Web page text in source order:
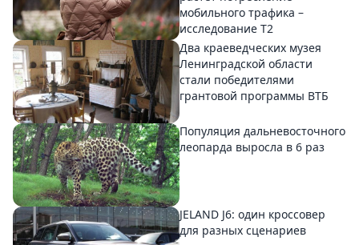
мобильного трафика –
исследование T2
Два краеведческих музея
Ленинградской области
стали победителями
грантовой программы ВТБ
Популяция дальневосточного
леопарда выросла в 6 раз
JELAND J6: один кроссовер
для разных сценариев